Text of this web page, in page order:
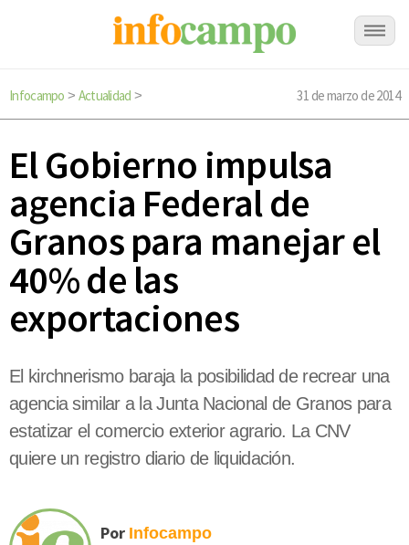
Infocampo > Actualidad > 31 de marzo de 2014
El Gobierno impulsa
agencia Federal de
Granos para manejar el
40% de las
exportaciones
El kirchnerismo baraja la posibilidad de recrear una
agencia similar a la Junta Nacional de Granos para
estatizar el comercio exterior agrario. La CNV
quiere un registro diario de liquidación.
Por Infocampo